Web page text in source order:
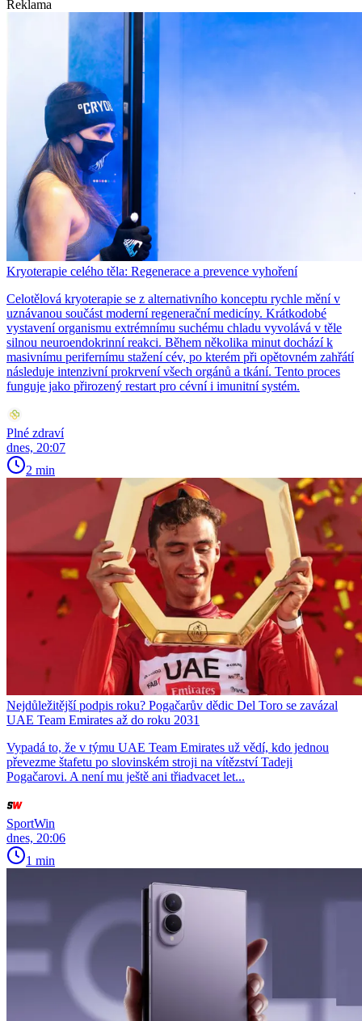
Reklama
Kryoterapie celého těla: Regenerace a prevence vyhoření
Celotělová kryoterapie se z alternativního konceptu rychle mění v
uznávanou součást moderní regenerační medicíny. Krátkodobé
vystavení organismu extrémnímu suchému chladu vyvolává v těle
silnou neuroendokrinní reakci. Během několika minut dochází k
masivnímu perifernímu stažení cév, po kterém při opětovném zahřátí
následuje intenzivní prokrvení všech orgánů a tkání. Tento proces
funguje jako přirozený restart pro cévní i imunitní systém.
Plné zdraví
dnes, 20:07
2 min
Nejdůležitější podpis roku? Pogačarův dědic Del Toro se zavázal
UAE Team Emirates až do roku 2031
Vypadá to, že v týmu UAE Team Emirates už vědí, kdo jednou
převezme štafetu po slovinském stroji na vítězství Tadeji
Pogačarovi. A není mu ještě ani třiadvacet let...
SportWin
dnes, 20:06
1 min